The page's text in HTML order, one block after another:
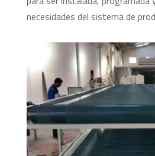
necesidades del sistema de